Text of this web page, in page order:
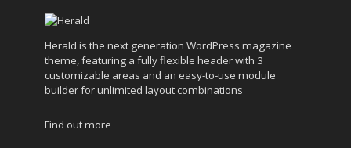
Herald is the next generation WordPress magazine
theme, featuring a fully flexible header with 3
customizable areas and an easy-to-use module
builder for unlimited layout combinations
Find out more